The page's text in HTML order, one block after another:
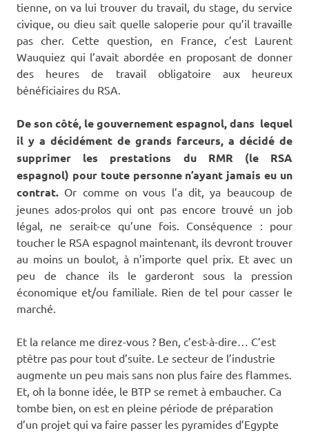
tienne, on va lui trouver du travail, du stage, du service
civique, ou dieu sait quelle saloperie pour qu’il travaille
pas cher. Cette question, en France, c’est Laurent
Wauquiez qui l’avait abordée en proposant de donner
des heures de travail obligatoire aux heureux
bénéficiaires du RSA.
De son côté, le gouvernement espagnol, dans lequel
il y a décidément de grands farceurs, a décidé de
supprimer les prestations du RMR (le RSA
espagnol) pour toute personne n’ayant jamais eu un
contrat. Or comme on vous l’a dit, ya beaucoup de
jeunes ados-prolos qui ont pas encore trouvé un job
légal, ne serait-ce qu’une fois. Conséquence : pour
toucher le RSA espagnol maintenant, ils devront trouver
au moins un boulot, à n’importe quel prix. Et avec un
peu de chance ils le garderont sous la pression
économique et/ou familiale. Rien de tel pour casser le
marché.
Et la relance me direz-vous ? Ben, c’est-à-dire… C’est
ptêtre pas pour tout d’suite. Le secteur de l’industrie
augmente un peu mais sans non plus faire des flammes.
Et, oh la bonne idée, le BTP se remet à embaucher. Ca
tombe bien, on est en pleine période de préparation
d’un projet qui va faire passer les pyramides d’Egypte